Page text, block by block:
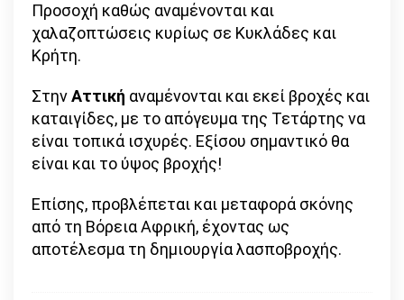
Προσοχή καθώς αναμένονται και
χαλαζοπτώσεις κυρίως σε Κυκλάδες και
Κρήτη.
ΣτηνΑττική αναμένονται και εκεί βροχές και
καταιγίδες, με το απόγευμα της Τετάρτης να
είναι τοπικά ισχυρές. Εξίσου σημαντικό θα
είναι και το ύψος βροχής!
Επίσης, προβλέπεται και μεταφορά σκόνης
από τη Βόρεια Αφρική, έχοντας ως
αποτέλεσμα τη δημιουργία λασποβροχής.